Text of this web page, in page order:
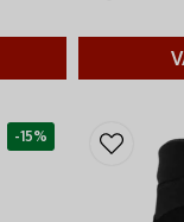
(25k VP),
bred läst för
-15%